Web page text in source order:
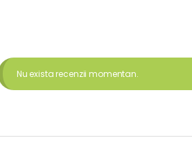
Nu exista recenzii momentan.